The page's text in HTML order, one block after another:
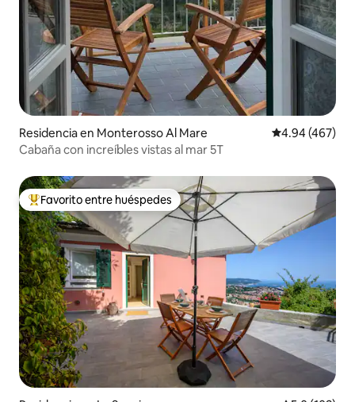
Residencia en Monterosso Al Mare Calificación
4.94 (467)
Cabaña con increíbles vistas al mar 5T
De los mejores en Favorito entre huéspedes
Favorito entre huéspedes